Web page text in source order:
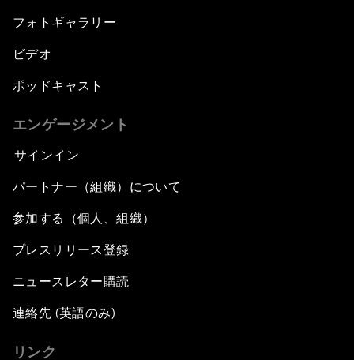
フォトギャラリー
ビデオ
ポッドキャスト
エンゲージメント
サインイン
パートナー（組織）について
参加する（個人、組織）
プレスリリース登録
ニュースレター購読
連絡先 (英語のみ)
リンク